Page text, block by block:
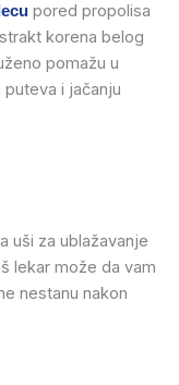
pored propolisa
korena belog
pomažu u
i jačanju
uši za ublažavanje
lekar može da vam
nestanu nakon